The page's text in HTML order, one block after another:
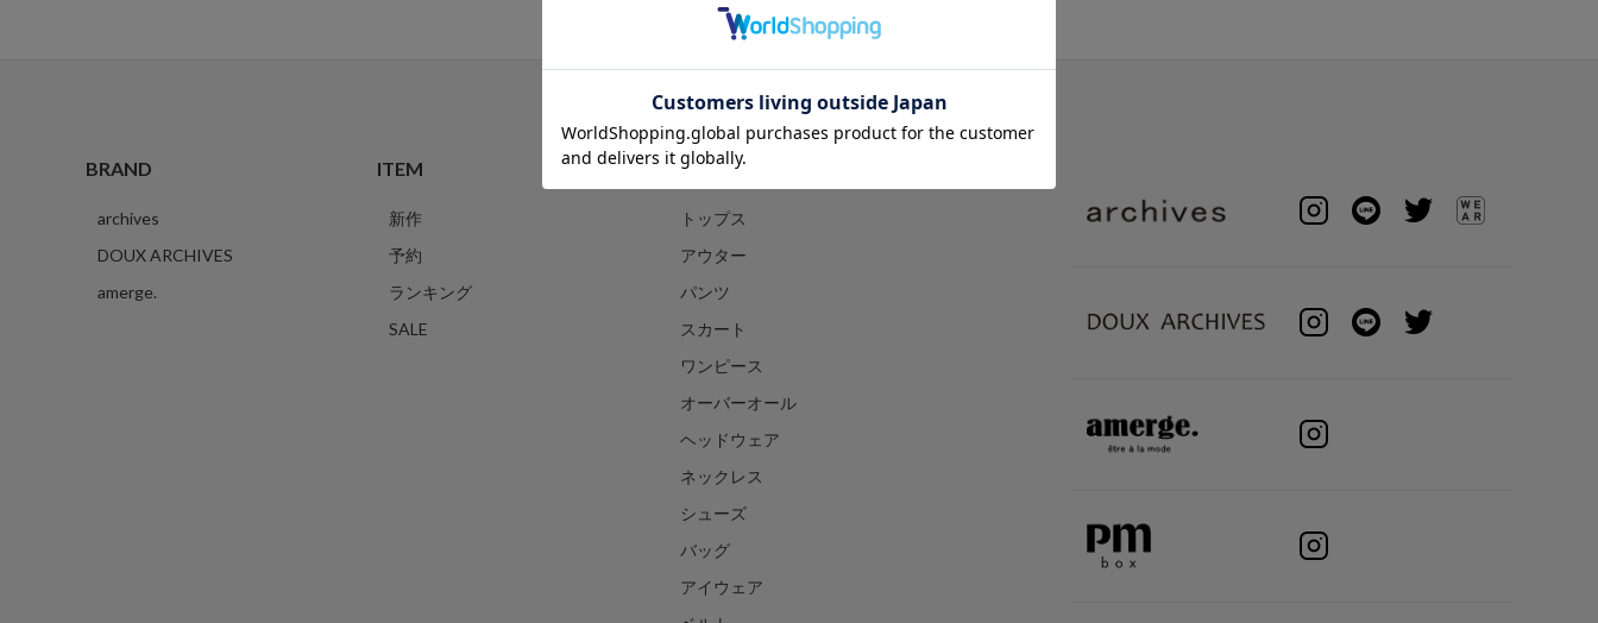
BRAND
archives
DOUX ARCHIVES
amerge.
ITEM
新作
予約
ランキング
SALE
CATEGORY
トップス
アウター
パンツ
スカート
ワンピース
オーバーオール
ヘッドウェア
ネックレス
シューズ
バッグ
アイウェア